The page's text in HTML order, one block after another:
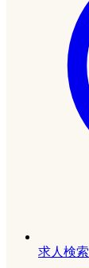
求人検索